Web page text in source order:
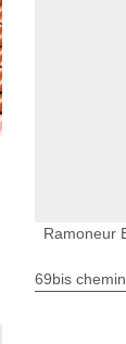
Ramoneur
69bis